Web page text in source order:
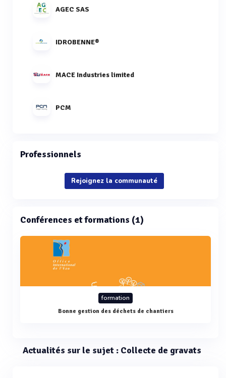
AGEC SAS
IDROBENNE®
MACE Industries limited
PCM
Professionnels
Rejoignez la communauté
Conférences et formations (1)
formation
Bonne gestion des déchets de chantiers
Actualités sur le sujet : Collecte de gravats